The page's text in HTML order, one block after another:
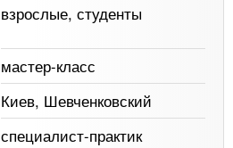
взрослые, студенты
мастер-класс
Киев, Шевченковский
специалист-практик